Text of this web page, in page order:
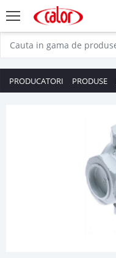
PRODUCATORI PRODUSE